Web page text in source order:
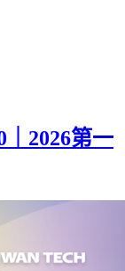
｜2026第一